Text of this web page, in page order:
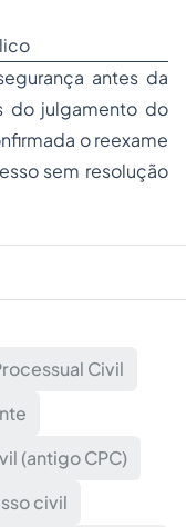
antes da
do julgamento do
o reexame
sem resolução
Civil
(antigo CPC)
civil